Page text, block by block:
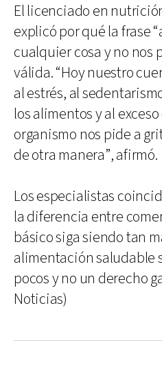
El licenciado en
explicó por qué la frase
cualquier cosa y no nos
válida. “Hoy nuestro
al estrés, al
los alimentos y al
organismo nos pide a
de otra manera”, afirmó.
Los especialistas
la diferencia entre
básico siga siendo tan
alimentación saludable
pocos y no un derecho
Noticias)